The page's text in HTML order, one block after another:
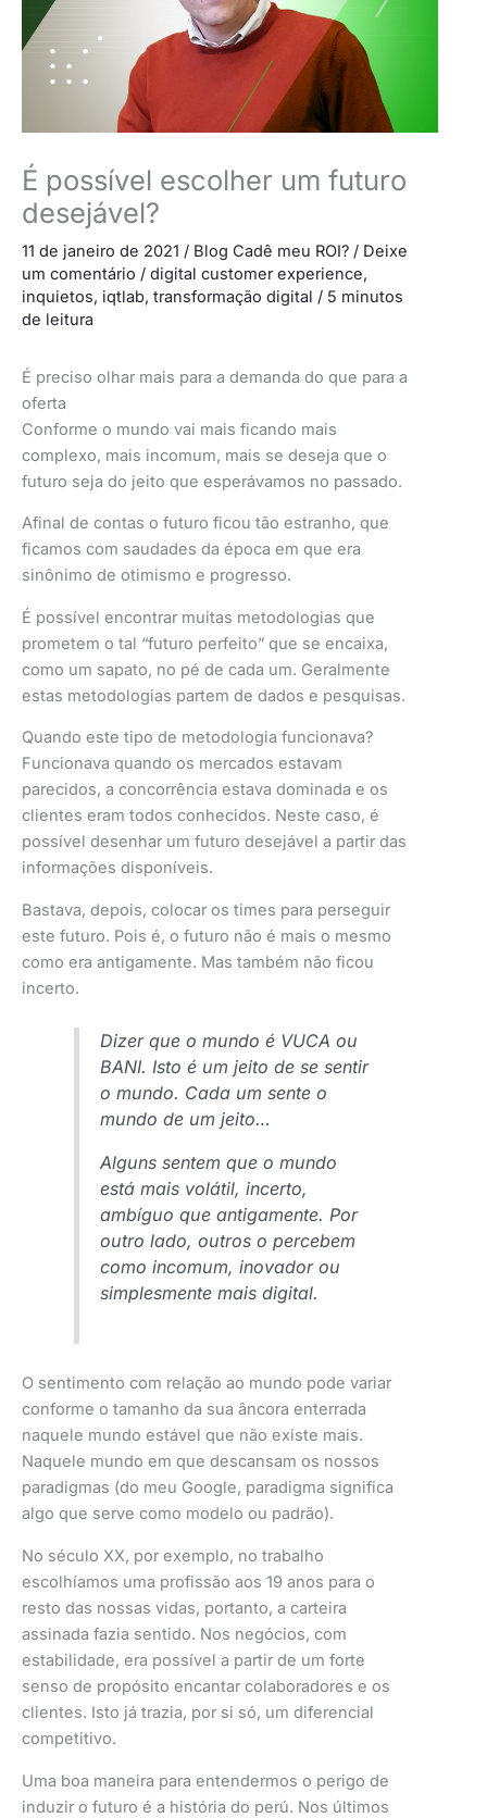
É possível escolher um futuro
desejável?
11 de janeiro de 2021 / Blog Cadê meu ROI? / Deixe
um comentário / digital customer experience,
inquietos, iqtlab, transformação digital / 5 minutos
de leitura
É preciso olhar mais para a demanda do que para a
oferta
Conforme o mundo vai mais ficando mais
complexo, mais incomum, mais se deseja que o
futuro seja do jeito que esperávamos no passado.
Afinal de contas o futuro ficou tão estranho, que
ficamos com saudades da época em que era
sinônimo de otimismo e progresso.
É possível encontrar muitas metodologias que
prometem o tal “futuro perfeito” que se encaixa,
como um sapato, no pé de cada um. Geralmente
estas metodologias partem de dados e pesquisas.
Quando este tipo de metodologia funcionava?
Funcionava quando os mercados estavam
parecidos, a concorrência estava dominada e os
clientes eram todos conhecidos. Neste caso, é
possível desenhar um futuro desejável a partir das
informações disponíveis.
Bastava, depois, colocar os times para perseguir
este futuro. Pois é, o futuro não é mais o mesmo
como era antigamente. Mas também não ficou
incerto.
Dizer que o mundo é VUCA ou
BANI. Isto é um jeito de se sentir
o mundo. Cada um sente o
mundo de um jeito…
Alguns sentem que o mundo
está mais volátil, incerto,
ambíguo que antigamente. Por
outro lado, outros o percebem
como incomum, inovador ou
simplesmente mais digital.
O sentimento com relação ao mundo pode variar
conforme o tamanho da sua âncora enterrada
naquele mundo estável que não existe mais.
Naquele mundo em que descansam os nossos
paradigmas (do meu Google, paradigma significa
algo que serve como modelo ou padrão).
No século XX, por exemplo, no trabalho
escolhíamos uma profissão aos 19 anos para o
resto das nossas vidas, portanto, a carteira
assinada fazia sentido. Nos negócios, com
estabilidade, era possível a partir de um forte
senso de propósito encantar colaboradores e os
clientes. Isto já trazia, por si só, um diferencial
competitivo.
Uma boa maneira para entendermos o perigo de
induzir o futuro é a história do perú. Nos últimos